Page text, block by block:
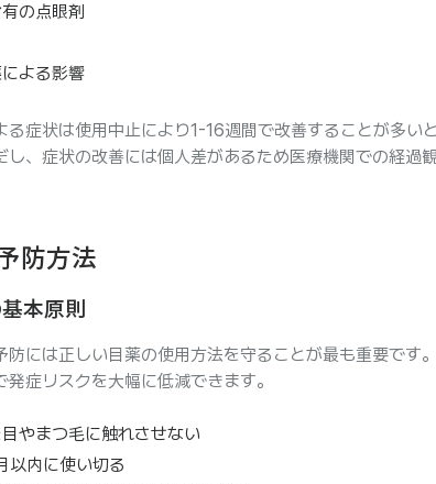
の点眼剤
よる影響
る症状は使用中止により1-16週間で改善することが多い
し、症状の改善には個人差があるため医療機関での経過
防方法
本原則
防には正しい目薬の使用方法を守ることが最も重要です
症リスクを大幅に低減できます。
やまつ毛に触れさせない
以内に使い切る